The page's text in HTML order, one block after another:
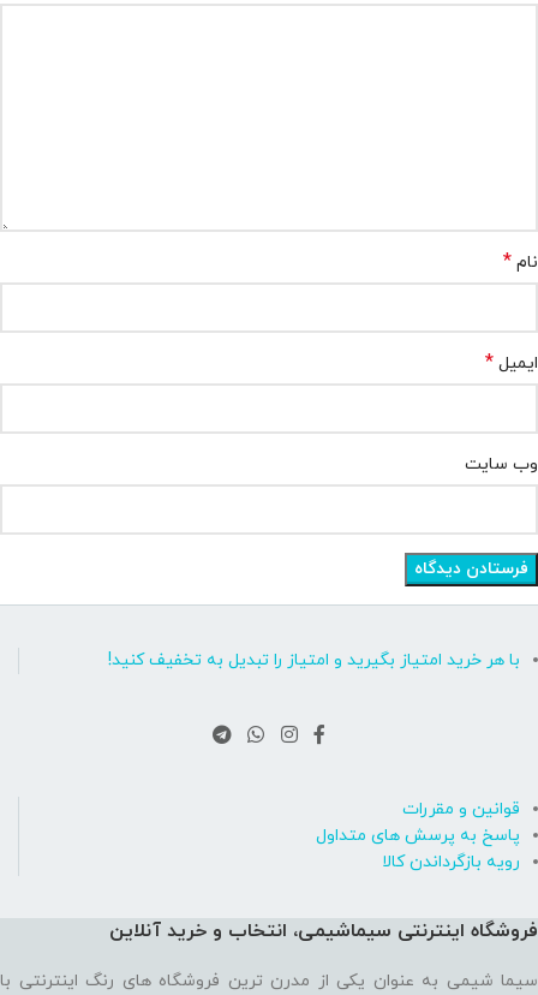
نام *
ایمیل *
وب‌ سایت
با هر خرید امتیاز بگیرید و امتیاز را تبدیل به تخفیف کنید!
قوانین و مقررات
پاسخ به پرسش های متداول
رویه بازگرداندن کالا
فروشگاه اینترنتی سیماشیمی، انتخاب و خرید آنلاین
سیما شیمی به عنوان یکی از مدرن ترین فروشگاه های رنگ اینترنتی با